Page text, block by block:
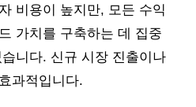
비용이 높지만, 모든 수익
가치를 구축하는 데 집중
니다. 신규 시장 진출이나
과적입니다.